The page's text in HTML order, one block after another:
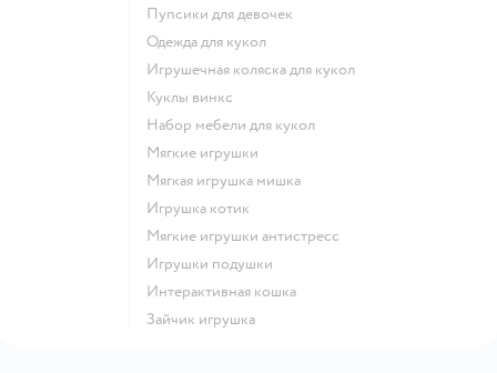
Пупсики для девочек
Одежда для кукол
Игрушечная коляска для кукол
Куклы винкс
Набор мебели для кукол
Мягкие игрушки
Мягкая игрушка мишка
Игрушка котик
Мягкие игрушки антистресс
Игрушки подушки
Интерактивная кошка
Зайчик игрушка